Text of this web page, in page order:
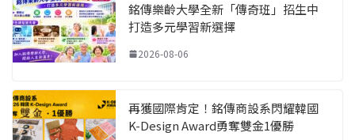
銘傳樂齡大學全新「傳奇班」招生中
打造多元學習新選擇
2026-08-06
再獲國際肯定！銘傳商設系閃耀韓國
K-Design Award勇奪雙金1優勝